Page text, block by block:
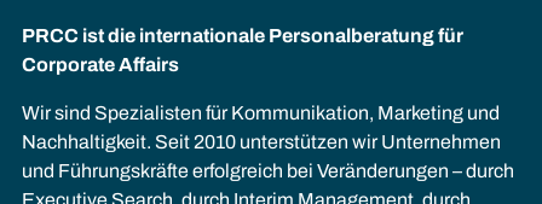
PRCC ist die internationale Personalberatung für
Corporate Affairs
Wir sind Spezialisten für Kommunikation, Marketing und
Nachhaltigkeit. Seit 2010 unterstützen wir Unternehmen
und Führungskräfte erfolgreich bei Veränderungen – durch